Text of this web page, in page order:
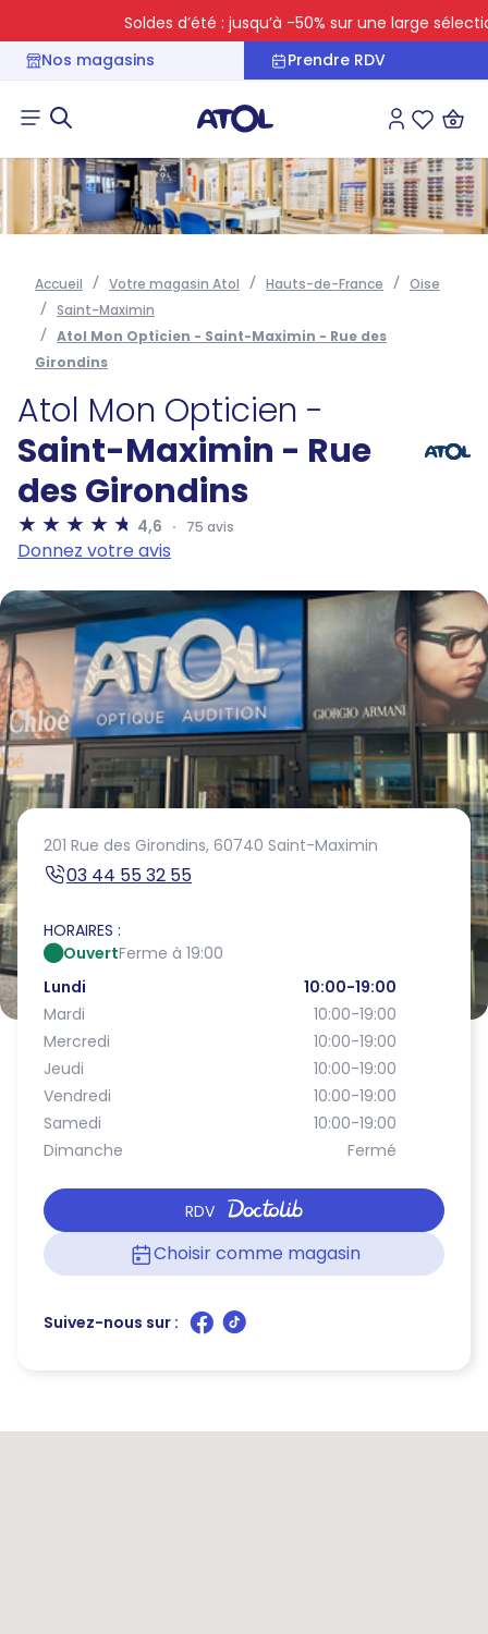
Soldes d’été : jusqu’à -50% sur une large sélection
Nos magasins
Prendre RDV
Connexion
Accueil Votre magasin Atol Hauts-de-France
Oise
Saint-Maximin
Atol Mon Opticien - Saint-Maximin - Rue des
Girondins
Atol Mon Opticien -
Saint-Maximin - Rue
des Girondins
4,6 75 avis
Donnez votre avis
201 Rue des Girondins, 60740 Saint-Maximin
03 44 55 32 55
HORAIRES :
OuvertFerme à 19:00
Lundi
10:00-19:00
Mardi
10:00-19:00
Mercredi
10:00-19:00
Jeudi
10:00-19:00
Vendredi
10:00-19:00
Samedi
10:00-19:00
Dimanche
Fermé
RDV
Choisir comme magasin
Suivez-nous sur :